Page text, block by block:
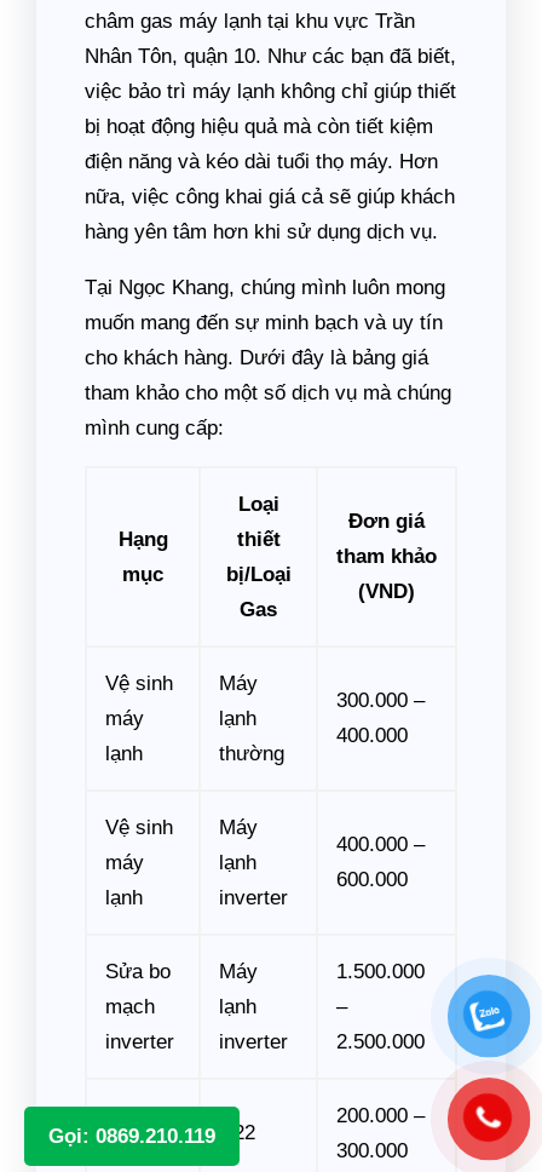
Gọi: 0869.210.119
châm gas máy lạnh tại khu vực Trần
Nhân Tôn, quận 10. Như các bạn đã biết,
việc bảo trì máy lạnh không chỉ giúp thiết
bị hoạt động hiệu quả mà còn tiết kiệm
điện năng và kéo dài tuổi thọ máy. Hơn
nữa, việc công khai giá cả sẽ giúp khách
hàng yên tâm hơn khi sử dụng dịch vụ.
Tại Ngọc Khang, chúng mình luôn mong
muốn mang đến sự minh bạch và uy tín
cho khách hàng. Dưới đây là bảng giá
tham khảo cho một số dịch vụ mà chúng
mình cung cấp:
Hạng
mục
Loại
thiết
bị/Loại
Gas
Đơn giá
tham khảo
(VND)
Vệ sinh
máy
lạnh
Máy
lạnh
thường
300.000 –
400.000
Vệ sinh
máy
lạnh
Máy
lạnh
inverter
400.000 –
600.000
Sửa bo
mạch
inverter
Máy
lạnh
inverter
1.500.000
–
2.500.000
Nạp gas R22
200.000 –
300.000